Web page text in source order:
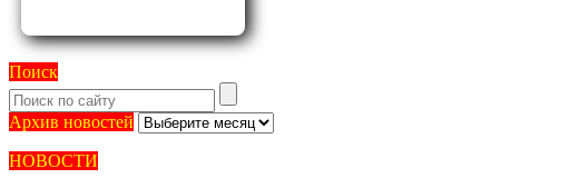
Поиск
Архив новостей
Архив
НОВОСТИ